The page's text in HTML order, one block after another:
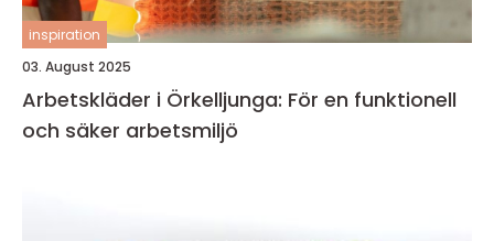
inspiration
03. August 2025
Arbetskläder i Örkelljunga: För en funktionell
och säker arbetsmiljö